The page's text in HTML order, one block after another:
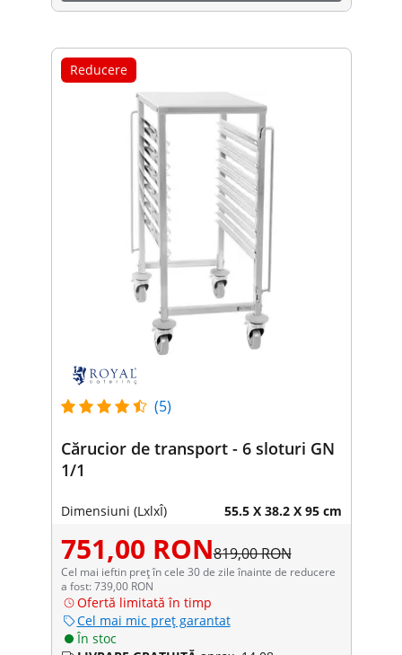
Reducere
(5)
Cărucior de transport - 6 sloturi GN
1/1
Dimensiuni (LxlxÎ) 55.5 X 38.2 X 95 cm
751,00 RON819,00 RON
Cel mai ieftin preț în cele 30 de zile înainte de reducere
a fost: 739,00 RON
Ofertă limitată în timp
Cel mai mic preț garantat
În stoc